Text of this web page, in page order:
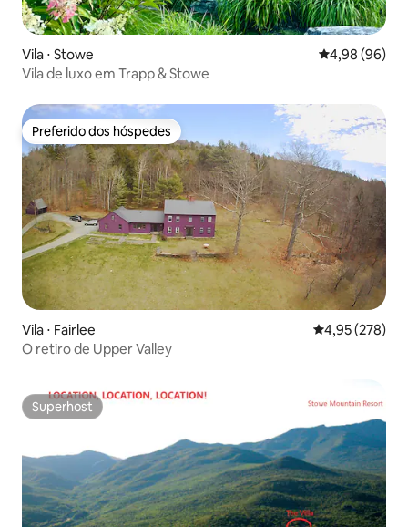
Vila ⋅ Stowe 4,98 de uma
4,98 (96)
Vila de luxo em Trapp & Stowe
Preferido dos hóspedes
Preferido dos hóspedes
Vila ⋅ Fairlee 4,95 de uma
4,95 (278)
O retiro de Upper Valley
Superhost
Superhost